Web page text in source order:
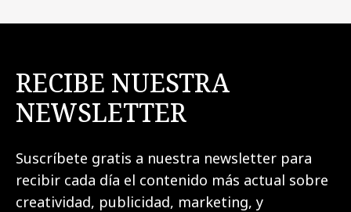
RECIBE NUESTRA
NEWSLETTER
Suscríbete gratis a nuestra newsletter para
recibir cada día el contenido más actual sobre
creatividad, publicidad, marketing, y